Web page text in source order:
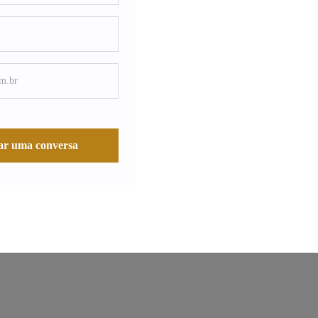
uma conversa